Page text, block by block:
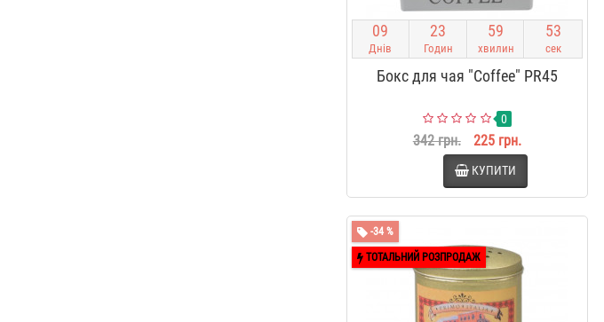
09
Днів
23
Годин
59
хвилин
52
сек
Бокс для чая "Coffee" PR45
0
342 грн. 225 грн.
КУПИТИ
-34 %
ТОТАЛЬНИЙ РОЗПРОДАЖ